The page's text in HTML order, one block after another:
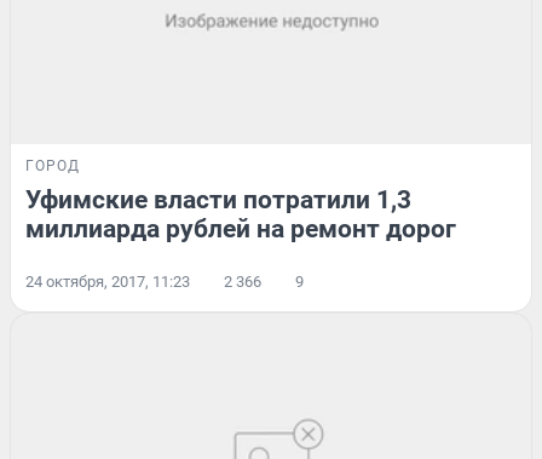
ГОРОД
Уфимские власти потратили 1,3
миллиарда рублей на ремонт дорог
24 октября, 2017, 11:23 2 366 9